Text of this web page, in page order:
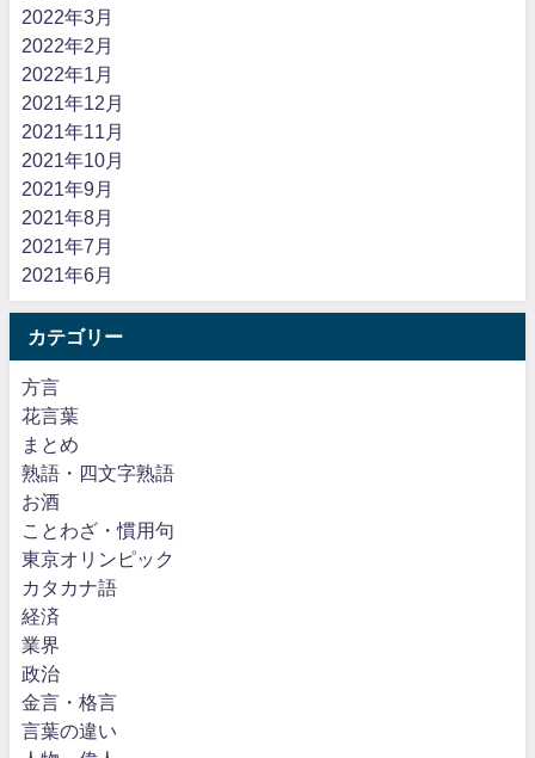
2022年3月
2022年2月
2022年1月
2021年12月
2021年11月
2021年10月
2021年9月
2021年8月
2021年7月
2021年6月
カテゴリー
方言
花言葉
まとめ
熟語・四文字熟語
お酒
ことわざ・慣用句
東京オリンピック
カタカナ語
経済
業界
政治
金言・格言
言葉の違い